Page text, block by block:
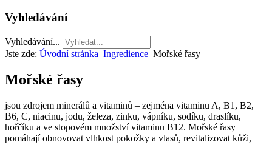
Vyhledávání
Vyhledávání...
Jste zde: Úvodní stránka Ingredience Mořské řasy
Mořské řasy
jsou zdrojem minerálů a vitaminů – zejména vitaminu A, B1, B2,
B6, C, niacinu, jodu, železa, zinku, vápníku, sodíku, draslíku,
hořčíku a ve stopovém množství vitaminu B12. Mořské řasy
pomáhají obnovovat vlhkost pokožky a vlasů, revitalizovat kůži,